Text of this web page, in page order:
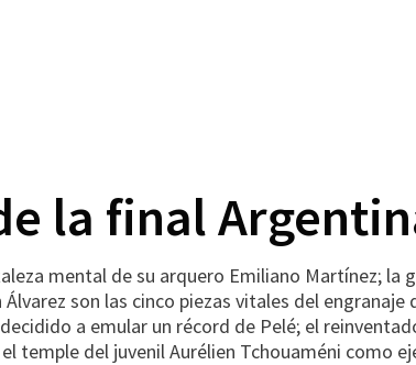
la final
mental de su arquero Emiliano Martínez; la
son las cinco piezas vitales del
a emular un récord de Pelé; el
temple del juvenil Aurélien Tchouaméni como